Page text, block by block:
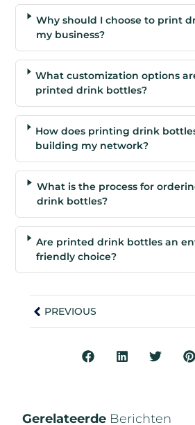
Why should I choose to print
my business?
What customization options
printed drink bottles?
How does printing drink
building my network?
What is the process for
drink bottles?
Are printed drink bottles an
friendly choice?
PREVIOUS
Gerelateerde Berichten